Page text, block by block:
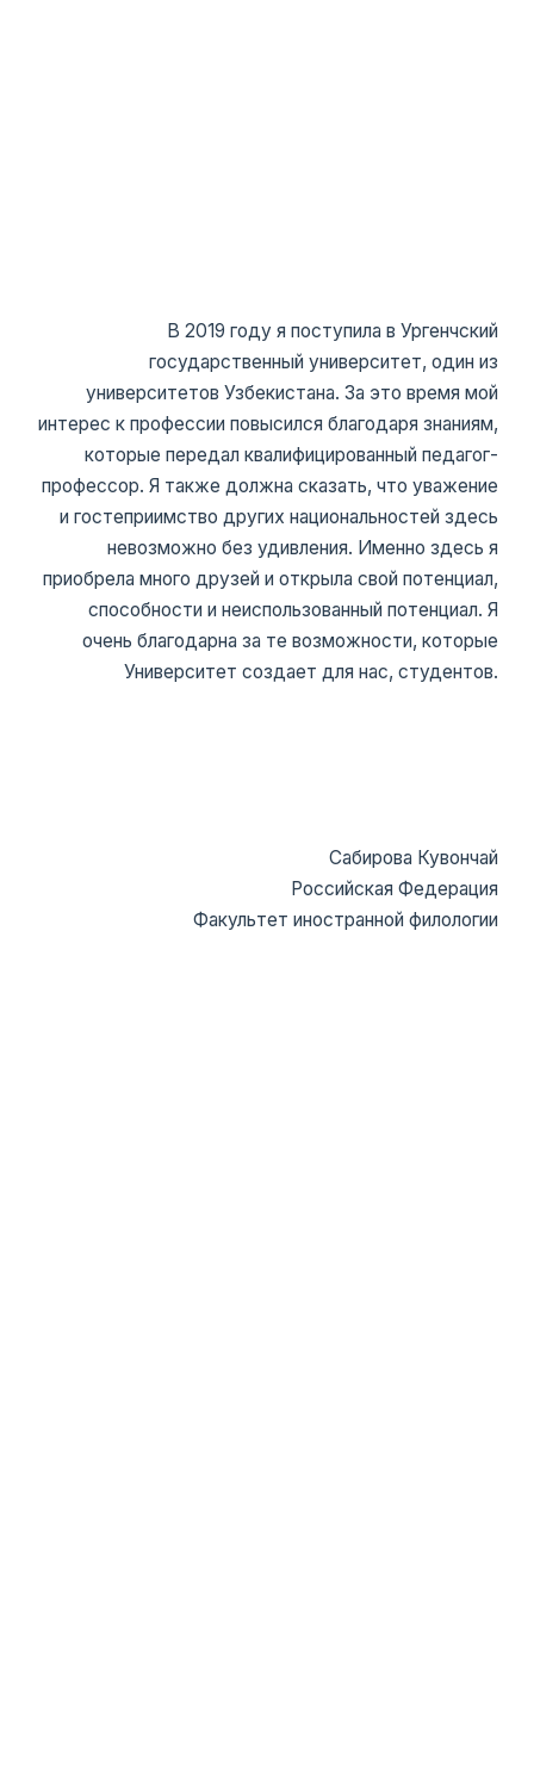
В 2019 году я поступила в Ургенчский
государственный университет, один из
университетов Узбекистана. За это время мой
интерес к профессии повысился благодаря знаниям,
которые передал квалифицированный педагог-
профессор. Я также должна сказать, что уважение
и гостеприимство других национальностей здесь
невозможно без удивления. Именно здесь я
приобрела много друзей и открыла свой потенциал,
способности и неиспользованный потенциал. Я
очень благодарна за те возможности, которые
Университет создает для нас, студентов.
Сабирова Кувончай
Российская Федерация
Факультет иностранной филологии